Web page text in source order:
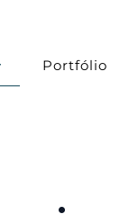
Portfólio